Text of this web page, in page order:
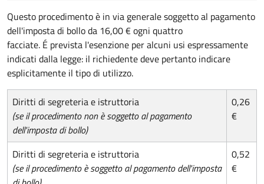
Questo procedimento è in via generale soggetto al pagamento
dell'imposta di bollo da 16,00 € ogni quattro
facciate. É prevista l'esenzione per alcuni usi espressamente
indicati dalla legge: il richiedente deve pertanto indicare
esplicitamente il tipo di utilizzo.
Diritti di segreteria e istruttoria
(se il procedimento non è soggetto al pagamento
dell'imposta di bollo)
0,26
€
Diritti di segreteria e istruttoria
(se il procedimento è soggetto al pagamento dell'imposta
0,52
€